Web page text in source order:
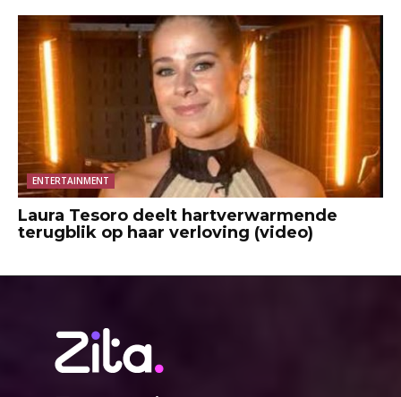
ENTERTAINMENT
Laura Tesoro deelt hartverwarmende
terugblik op haar verloving (video)